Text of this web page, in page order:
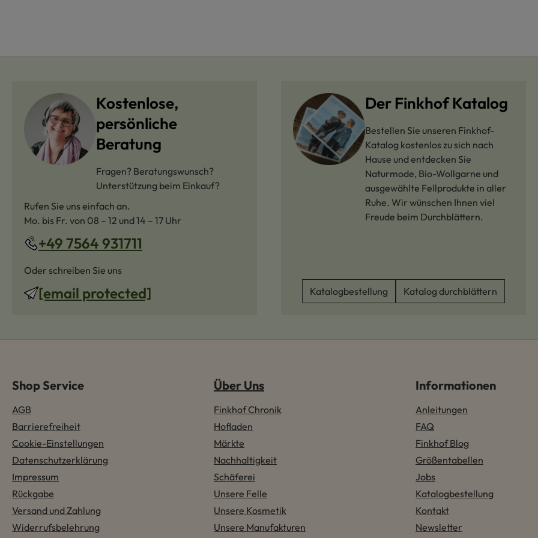
Kostenlose,
persönliche
Beratung
Fragen? Beratungswunsch?
Unterstützung beim Einkauf?
Rufen Sie uns einfach an.
Mo. bis Fr. von 08 – 12 und 14 – 17 Uhr
+49 7564 931711
Oder schreiben Sie uns
[email protected]
Der Finkhof Katalog
Bestellen Sie unseren Finkhof-
Katalog kostenlos zu sich nach
Hause und entdecken Sie
Naturmode, Bio-Wollgarne und
ausgewählte Fellprodukte in aller
Ruhe. Wir wünschen Ihnen viel
Freude beim Durchblättern.
Katalogbestellung Katalog durchblättern
Shop Service
AGB
Barrierefreiheit
Cookie-Einstellungen
Datenschutzerklärung
Impressum
Rückgabe
Versand und Zahlung
Widerrufsbelehrung
Über Uns
Finkhof Chronik
Hofladen
Märkte
Nachhaltigkeit
Schäferei
Unsere Felle
Unsere Kosmetik
Unsere Manufakturen
Informationen
Anleitungen
FAQ
Finkhof Blog
Größentabellen
Jobs
Katalogbestellung
Kontakt
Newsletter